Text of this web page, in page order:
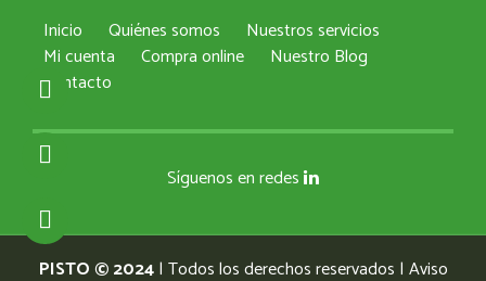
Inicio Quiénes somos
Nuestros servicios
Mi cuenta
Compra online
Nuestro Blog
Contacto
Síguenos en redes
PISTO © 2024| Todos los derechos reservados | Aviso